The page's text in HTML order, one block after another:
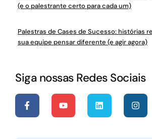
(e o palestrante certo para cada um)
Palestras de Cases de Sucesso: histórias
sua equipe pensar diferente (e agir agora)
Siga nossas Redes Sociais